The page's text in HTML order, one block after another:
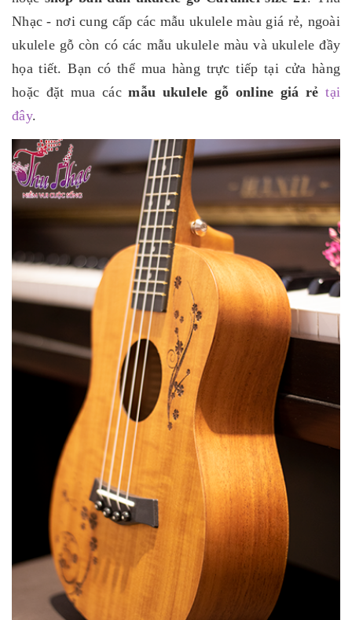
Nhạc - nơi cung cấp các mẫu ukulele màu giá rẻ, ngoài
ukulele gỗ còn có các mẫu ukulele màu và ukulele đầy
họa tiết. Bạn có thể mua hàng trực tiếp tại cửa hàng
hoặc đặt mua cácmẫu ukulele gỗ online giá rẻ tại
đây.